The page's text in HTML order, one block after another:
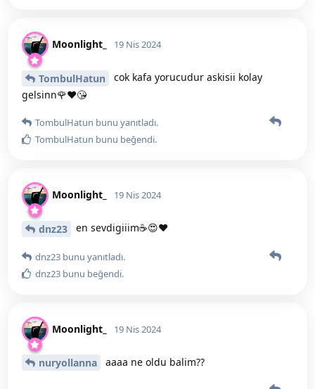
Moonlight_ 19 Nis 2024
TombulHatun
cok kafa yorucudur askisii kolay
gelsinn🌹❤️😘
TombulHatun bunu yanıtladı.
TombulHatun bunu beğendi.
Moonlight_ 19 Nis 2024
dnz23 en sevdigiiim☕️😍❤️
dnz23 bunu yanıtladı.
dnz23 bunu beğendi.
Moonlight_ 19 Nis 2024
nuryollanna aaaa ne oldu balim??